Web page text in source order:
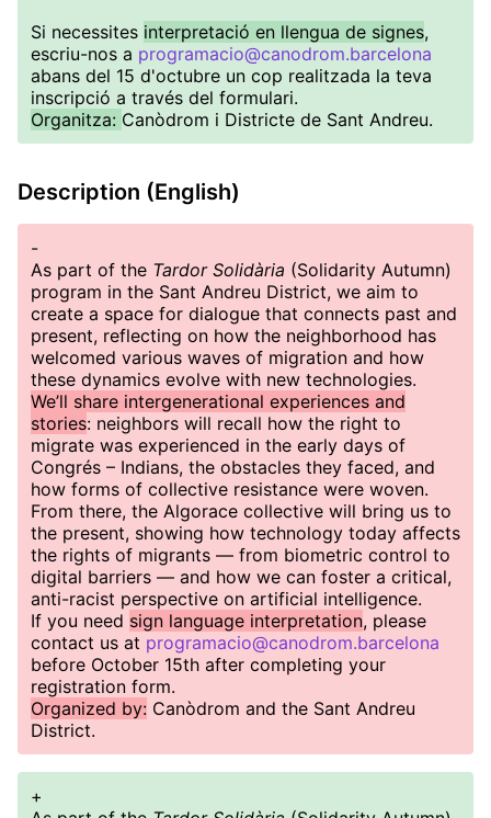
Si necessites interpretació en llengua de signes,
escriu-nos a programacio@canodrom.barcelona
abans del 15 d'octubre un cop realitzada la teva
inscripció a través del formulari.
Organitza: Canòdrom i Districte de Sant Andreu.
Description (English)
-
As part of the Tardor Solidària (Solidarity Autumn)
program in the Sant Andreu District, we aim to
create a space for dialogue that connects past and
present, reflecting on how the neighborhood has
welcomed various waves of migration and how
these dynamics evolve with new technologies.
We’ll share intergenerational experiences and
stories: neighbors will recall how the right to
migrate was experienced in the early days of
Congrés – Indians, the obstacles they faced, and
how forms of collective resistance were woven.
From there, the Algorace collective will bring us to
the present, showing how technology today affects
the rights of migrants — from biometric control to
digital barriers — and how we can foster a critical,
anti-racist perspective on artificial intelligence.
If you need sign language interpretation, please
contact us at programacio@canodrom.barcelona
before October 15th after completing your
registration form.
Organized by: Canòdrom and the Sant Andreu
District.
+